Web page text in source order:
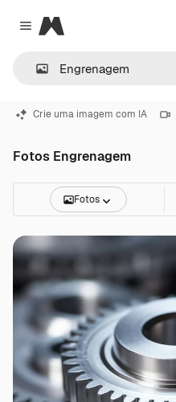
Close menu
Magnific
Crie uma imagem com IA
Fotos Engrenagem
Fotos